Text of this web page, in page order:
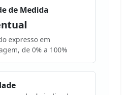
de Medida
expresso em
de 0% a 100%